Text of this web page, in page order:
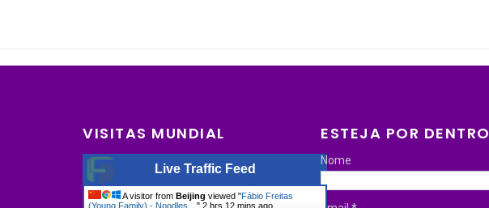
VISITAS MUNDIAL
Live Traffic Feed
A visitor from Beijing viewed "Fábio Freitas
(Young Family) - Noodles… " 2 hrs 12 mins ago
ESTEJA POR DENTRO
Nome